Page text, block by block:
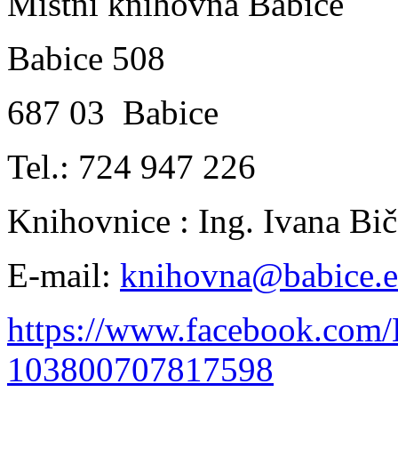
Babice 508
687 03 Babice
Tel.: 724 947 226
Knihovnice : Ing. Ivana
E-mail:
https://
103800707817598